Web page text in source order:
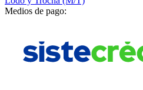
Medios de pago: